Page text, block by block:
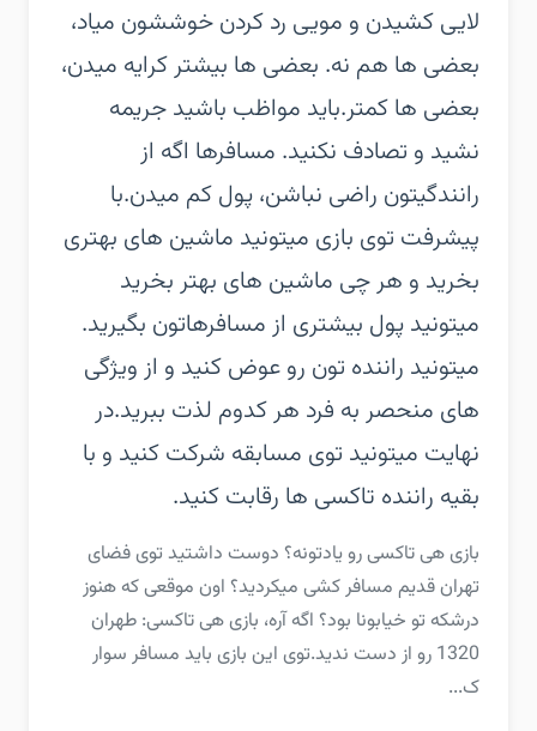
لایی کشیدن و مویی رد کردن خوششون میاد،
بعضی ها هم نه. بعضی ها بیشتر کرایه میدن،
بعضی ها کمتر.‏باید مواظب باشید جریمه
نشید و تصادف نکنید. مسافرها اگه از
رانندگیتون راضی نباشن، پول کم میدن.‏با
پیشرفت توی بازی میتونید ماشین های بهتری
بخرید و هر چی ماشین های بهتر بخرید
میتونید پول بیشتری از مسافرهاتون بگیرید.
میتونید راننده تون رو عوض کنید و از ویژگی
های منحصر به فرد هر کدوم لذت ببرید.‏در
نهایت میتونید توی مسابقه شرکت کنید و با
بقیه راننده تاکسی ها رقابت کنید.
‏‏بازی هی تاکسی رو یادتونه؟ دوست داشتید توی فضای
تهران قدیم مسافر کشی میکردید؟ اون موقعی که هنوز
درشکه تو خیابونا بود؟ اگه آره، بازی هی تاکسی: طهران
1320 رو از دست ندید.‏توی این بازی باید مسافر سوار
ک...